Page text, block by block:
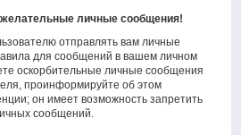
личные сообщения!
отправлять вам личные
для сообщений в вашем личном
оскорбительные личные сообщения
проинформируйте об этом
он имеет возможность запретить
сообщений.